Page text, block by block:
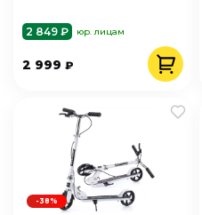
2 849 ₽ юр. лицам
2 999 ₽
-38%